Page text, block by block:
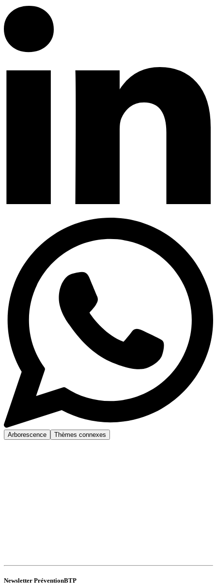
Arborescence Thèmes connexes
Newsletter PréventionBTP